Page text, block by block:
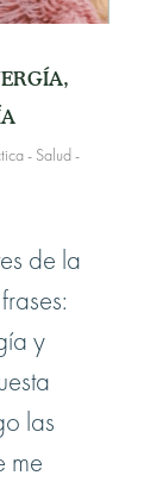
- Salud -
de la
y
las
me